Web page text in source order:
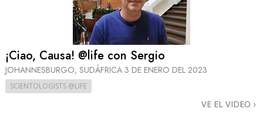
¡Ciao, Causa! @life con Sergio
JOHANNESBURGO, SUDÁFRICA 3 DE ENERO DEL 2023
SCIENTOLOGISTS @LIFE
VE EL VIDEO